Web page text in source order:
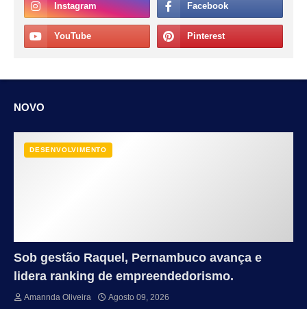
NOVO
DESENVOLVIMENTO
Sob gestão Raquel, Pernambuco avança e
lidera ranking de empreendedorismo.
Amannda Oliveira Agosto 09, 2026